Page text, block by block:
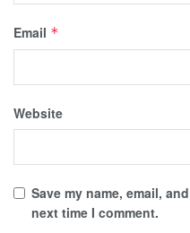
Email *
Website
Save my name, email,
next time I comment.